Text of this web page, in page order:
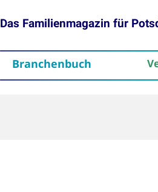
Das Familienmagazin für
Branchenbuch